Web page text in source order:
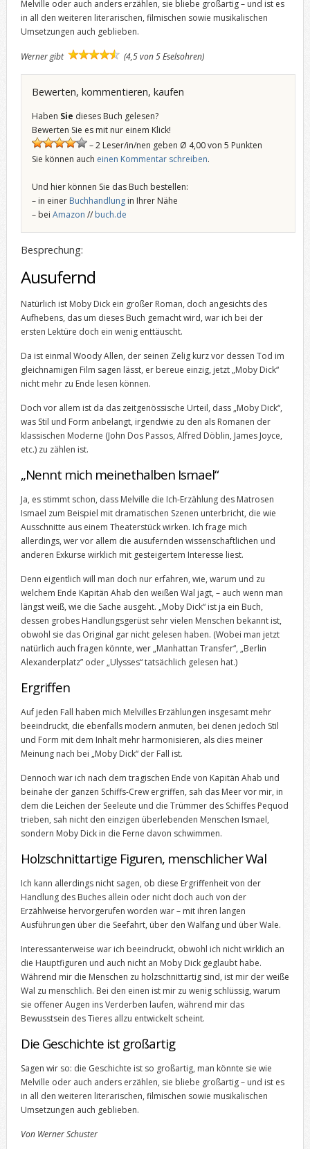
Melville oder auch anders erzählen, sie bliebe großartig – und ist es
in all den weiteren literarischen, filmischen sowie musikalischen
Umsetzungen auch geblieben.
Werner gibt (4,5 von 5 Eselsohren)
Bewerten, kommentieren, kaufen
Haben Sie dieses Buch gelesen?
Bewerten Sie es mit nur einem Klick!
– 2 Leser/in/nen geben Ø 4,00 von 5 Punkten
Sie können auch einen Kommentar schreiben.
Und hier können Sie das Buch bestellen:
– in einer Buchhandlungin Ihrer Nähe
– bei Amazon // buch.de
Besprechung:
Ausufernd
Natürlich ist Moby Dick ein großer Roman, doch angesichts des
Aufhebens, das um dieses Buch gemacht wird, war ich bei der
ersten Lektüre doch ein wenig enttäuscht.
Da ist einmal Woody Allen, der seinen Zelig kurz vor dessen Tod im
gleichnamigen Film sagen lässt, er bereue einzig, jetzt „Moby Dick“
nicht mehr zu Ende lesen können.
Doch vor allem ist da das zeitgenössische Urteil, dass „Moby Dick“,
was Stil und Form anbelangt, irgendwie zu den als Romanen der
klassischen Moderne (John Dos Passos, Alfred Döblin, James Joyce,
etc.) zu zählen ist.
„Nennt mich meinethalben Ismael“
Ja, es stimmt schon, dass Melville die Ich-Erzählung des Matrosen
Ismael zum Beispiel mit dramatischen Szenen unterbricht, die wie
Ausschnitte aus einem Theaterstück wirken. Ich frage mich
allerdings, wer vor allem die ausufernden wissenschaftlichen und
anderen Exkurse wirklich mit gesteigertem Interesse liest.
Denn eigentlich will man doch nur erfahren, wie, warum und zu
welchem Ende Kapitän Ahab den weißen Wal jagt, – auch wenn man
längst weiß, wie die Sache ausgeht. „Moby Dick“ ist ja ein Buch,
dessen grobes Handlungsgerüst sehr vielen Menschen bekannt ist,
obwohl sie das Original gar nicht gelesen haben. (Wobei man jetzt
natürlich auch fragen könnte, wer „Manhattan Transfer“, „Berlin
Alexanderplatz” oder „Ulysses“ tatsächlich gelesen hat.)
Ergriffen
Auf jeden Fall haben mich Melvilles Erzählungen insgesamt mehr
beeindruckt, die ebenfalls modern anmuten, bei denen jedoch Stil
und Form mit dem Inhalt mehr harmonisieren, als dies meiner
Meinung nach bei „Moby Dick“ der Fall ist.
Dennoch war ich nach dem tragischen Ende von Kapitän Ahab und
beinahe der ganzen Schiffs-Crew ergriffen, sah das Meer vor mir, in
dem die Leichen der Seeleute und die Trümmer des Schiffes Pequod
trieben, sah nicht den einzigen überlebenden Menschen Ismael,
sondern Moby Dick in die Ferne davon schwimmen.
Holzschnittartige Figuren, menschlicher Wal
Ich kann allerdings nicht sagen, ob diese Ergriffenheit von der
Handlung des Buches allein oder nicht doch auch von der
Erzählweise hervorgerufen worden war – mit ihren langen
Ausführungen über die Seefahrt, über den Walfang und über Wale.
Interessanterweise war ich beeindruckt, obwohl ich nicht wirklich an
die Hauptfiguren und auch nicht an Moby Dick geglaubt habe.
Während mir die Menschen zu holzschnittartig sind, ist mir der weiße
Wal zu menschlich. Bei den einen ist mir zu wenig schlüssig, warum
sie offener Augen ins Verderben laufen, während mir das
Bewusstsein des Tieres allzu entwickelt scheint.
Die Geschichte ist großartig
Sagen wir so: die Geschichte ist so großartig, man könnte sie wie
Melville oder auch anders erzählen, sie bliebe großartig – und ist es
in all den weiteren literarischen, filmischen sowie musikalischen
Umsetzungen auch geblieben.
Von Werner Schuster